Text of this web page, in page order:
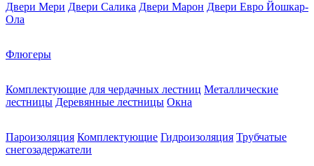
Двери Мери Двери Салика Двери Марон Двери Евро Йошкар-
Ола
Флюгеры
Комплектующие для чердачных лестниц Металлические
лестницы Деревянные лестницы Окна
Пароизоляция Комплектующие Гидроизоляция Трубчатые
снегозадержатели